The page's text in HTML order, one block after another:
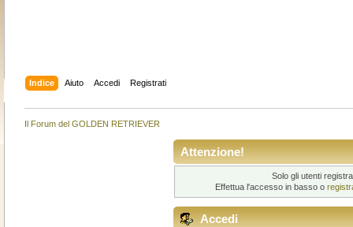
Indice Aiuto Accedi Registrati
Il Forum del GOLDEN RETRIEVER
Attenzione!
Solo gli utenti
Effettua l'accesso in basso o
Accedi